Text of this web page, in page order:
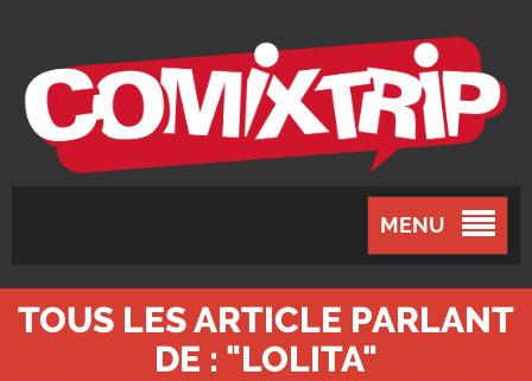
MENU
TOUS LES ARTICLE PARLANT
DE : "LOLITA"